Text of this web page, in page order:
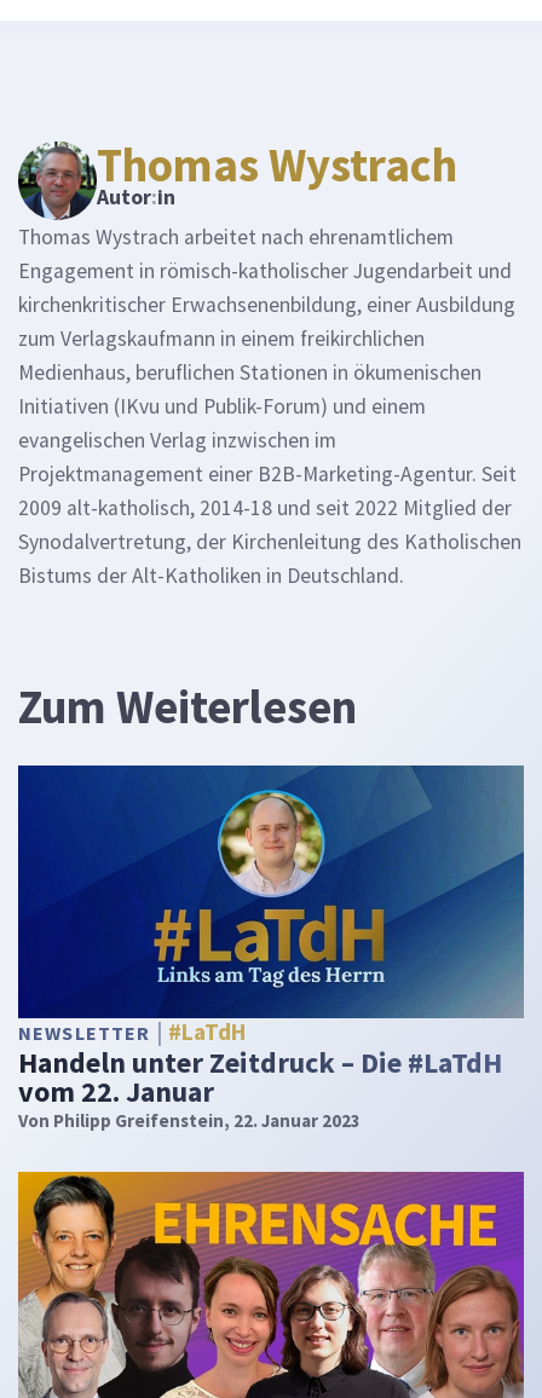
Thomas Wystrach
Autor:in
Thomas Wystrach arbeitet nach ehrenamtlichem
Engagement in römisch-katholischer Jugendarbeit und
kirchenkritischer Erwachsenenbildung, einer Ausbildung
zum Verlagskaufmann in einem freikirchlichen
Medienhaus, beruflichen Stationen in ökumenischen
Initiativen (IKvu und Publik-Forum) und einem
evangelischen Verlag inzwischen im
Projektmanagement einer B2B-Marketing-Agentur. Seit
2009 alt-katholisch, 2014-18 und seit 2022 Mitglied der
Synodalvertretung, der Kirchenleitung des Katholischen
Bistums der Alt-Katholiken in Deutschland.
Zum Weiterlesen
NEWSLETTER #LaTdH
Handeln unter Zeitdruck – Die #LaTdH
vom 22. Januar
Von Philipp Greifenstein, 22. Januar 2023